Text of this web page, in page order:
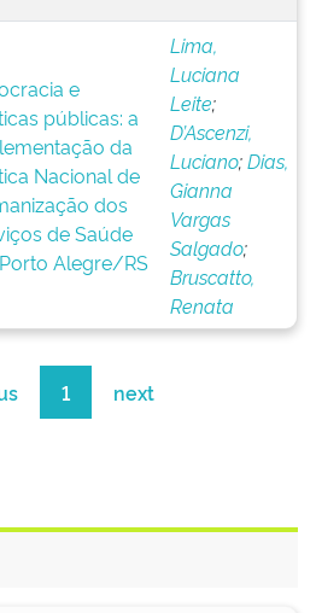
e
públicas: a
da
Nacional de
dos
de Saúde
Alegre/RS
Lima,
Luciana
Leite;
D’Ascenzi,
Luciano;Dias,
Gianna
Vargas
Salgado;
Bruscatto,
Renata
1 next